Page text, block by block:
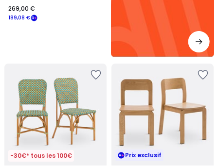
189,08 €
269,00 €
-30€* tous les 100€ Prix exclusif